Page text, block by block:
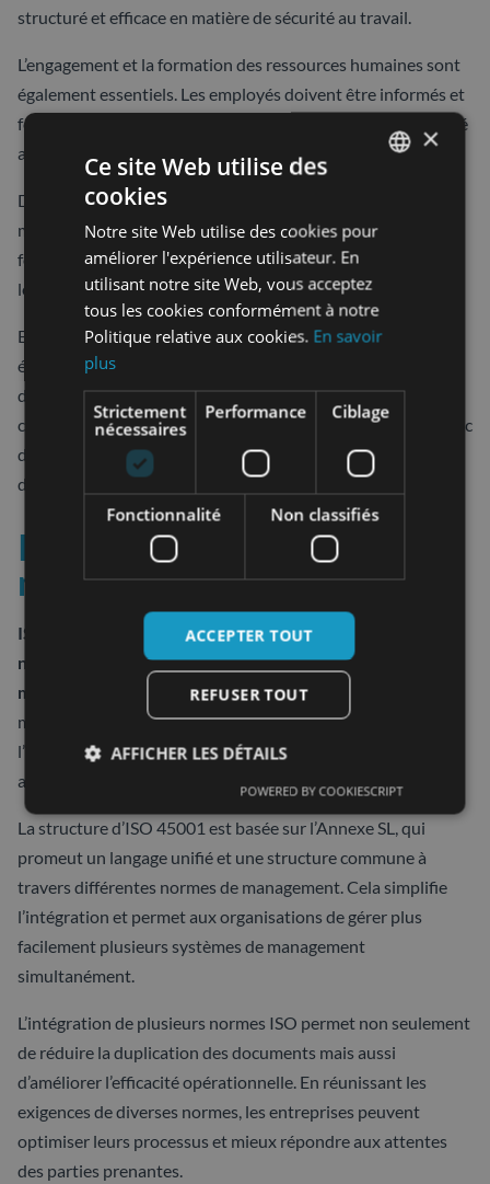
structuré et efficace en matière de sécurité au travail.
L’engagement et la formation des ressources humaines sont
également essentiels. Les employés doivent être informés et
formés sur les nouvelles procédures et politiques de sécurité
au travail afin de garantir une mise en œuvre réussie.
Définir une politique de sécurité claire, des objectifs
mesurables et des indicateurs de performance est
fondamental dès le début du processus. Cela aide à orienter
les efforts et à mesurer les progrès réalisés.
Enfin, un calendrier systématique permet de planifier les
étapes clés de la mise en œuvre, y compris les audits
documentaires et internes réguliers pour assurer la
conformité continue à la norme. En intégrant ISO 45001 avec
d’autres normes, les entreprises peuvent réduire la
duplication des documents et améliorer l’efficacité globale.
Intégration avec d’autres
normes ISO
ISO 45001 est conçue pour être compatible avec d’autres
normes de management ISO, telles que l’ISO 9001 pour le
management de la qualité et l’ISO 14001
management environnemental. Cette compatibilité facilite
l’intégration des systèmes de management, offrant ainsi une
approche plus cohérente et efficace.
La structure d’ISO 45001 est basée sur l’Annexe SL, qui
promeut un langage unifié et une structure commune à
travers différentes normes de management. Cela simplifie
l’intégration et permet aux organisations de gérer plus
facilement plusieurs systèmes de management
simultanément.
L’intégration de plusieurs normes ISO permet non seulement
de réduire la duplication des documents mais aussi
d’améliorer l’efficacité opérationnelle. En réunissant les
exigences de diverses normes, les entreprises peuvent
optimiser leurs processus et mieux répondre aux attentes
des parties prenantes.
SPANISH
×
Ce site Web utilise des
cookies
Notre site Web utilise des cookies pour
améliorer l'expérience utilisateur. En
utilisant notre site Web, vous acceptez
tous les cookies conformément à notre
Politique relative aux cookies. En savoir
plus
Strictement
nécessaires
Performance Ciblage
Fonctionnalité Non classifiés
ACCEPTER TOUT
REFUSER TOUT
AFFICHER LES DÉTAILS
POWERED BY COOKIESCRIPT